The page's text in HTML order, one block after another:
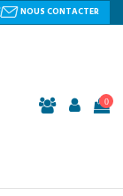
NOUS CONTACTER
0